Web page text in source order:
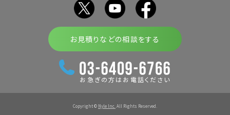
お見積りなどの相談をする
お急ぎの方はお電話ください
Copyright © Nyle Inc. All Rights Reserved.